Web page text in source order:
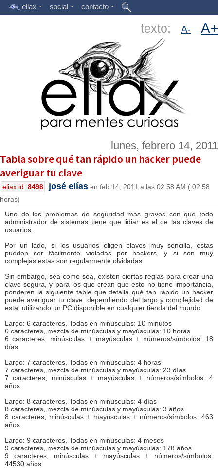
eliax social contacto
texto: A- A+
lunes, febrero 14, 2011
Tabla sobre qué tan rápido un hacker puede
averiguar tu clave
eliax id: 8498 josé elías en feb 14, 2011 a las 02:58 AM ( 02:58
horas)
Uno de los problemas de seguridad más graves con que todo
administrador de sistemas tiene que lidiar es el de las claves de
usuarios.
Por un lado, si los usuarios eligen claves muy sencilla, estas
pueden ser fácilmente violadas por hackers, y si son muy
complejas estas son regularmente olvidadas.
Sin embargo, sea como sea, existen ciertas reglas para crear una
clave segura, y para los que crean que esto no tiene importancia,
ponderen la siguiente table que detalla qué tan rápido un hacker
puede averiguar tu clave, dependiendo del largo y complejidad de
esta, utilizando un PC disponible en cualquier tienda del mundo.
Largo: 6 caracteres. Todas en minúsculas: 10 minutos
6 caracteres, mezcla de minúsculas y mayúsculas: 10 horas
6 caracteres, minúsculas + mayúsculas + números/símbolos: 18
días
Largo: 7 caracteres. Todas en minúsculas: 4 horas
7 caracteres, mezcla de minúsculas y mayúsculas: 23 días
7 caracteres, minúsculas + mayúsculas + números/símbolos: 4
años
Largo: 8 caracteres. Todas en minúsculas: 4 días
8 caracteres, mezcla de minúsculas y mayúsculas: 3 años
8 caracteres, minúsculas + mayúsculas + números/símbolos: 463
años
Largo: 9 caracteres. Todas en minúsculas: 4 meses
9 caracteres, mezcla de minúsculas y mayúsculas: 178 años
9 caracteres, minúsculas + mayúsculas + números/símbolos:
44530 años